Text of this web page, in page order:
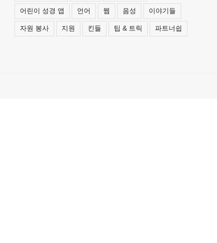
어린이 성경 앱 언어 웹 음성 이야기들
자원 봉사 지원 킨들 팁 & 트릭 파트너쉽